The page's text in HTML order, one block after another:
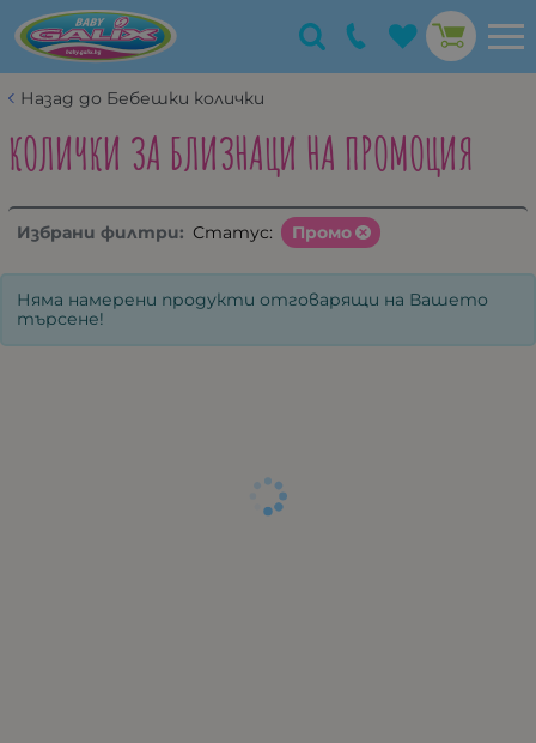
Назад до Бебешки колички
КОЛИЧКИ ЗА БЛИЗНАЦИ НА ПРОМОЦИЯ
Избрани филтри: Статус: Промо
Няма намерени продукти отговарящи на Вашето
търсене!